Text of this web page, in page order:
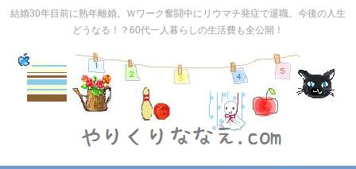
結婚30年目前に熟年離婚。Ｗワーク奮闘中にリウマチ発症で退職。今後の人生
どうなる！？60代一人暮らしの生活費も全公開！